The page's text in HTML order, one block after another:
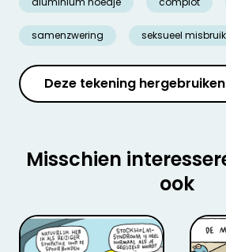
samenzwering seksueel misbruik
Deze tekening hergebruiken
Misschien
ook